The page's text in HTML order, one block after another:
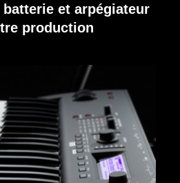
et arpégiateur
production